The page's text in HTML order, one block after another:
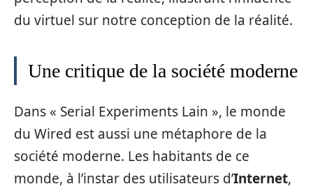
du virtuel sur notre conception de la réalité.
Une critique de la société moderne
Dans « Serial Experiments Lain », le monde
du Wired est aussi une métaphore de la
société moderne. Les habitants de ce
monde, à l’instar des utilisateurs d’Internet,